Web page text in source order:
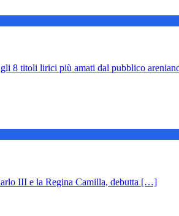
8 titoli lirici più amati dal pubblico
III e la Regina Camilla, debutta […]